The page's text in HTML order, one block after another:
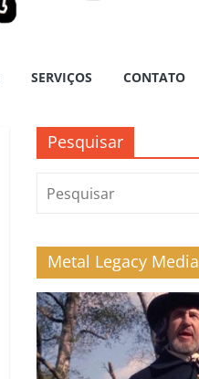
SERVIÇOS CONTATO
Pesquisar
Metal Legacy Media